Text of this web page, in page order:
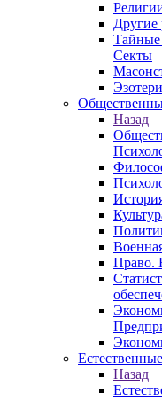
Другие
Тайные
Секты
Назад
Право.
Назад